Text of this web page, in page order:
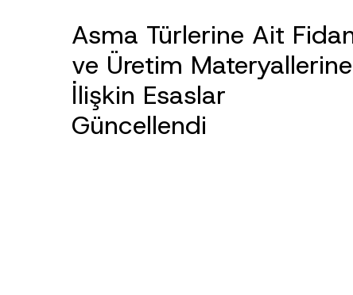
Asma Türlerine Ait
ve Üretim Materyallerine
İlişkin Esaslar
Güncellendi